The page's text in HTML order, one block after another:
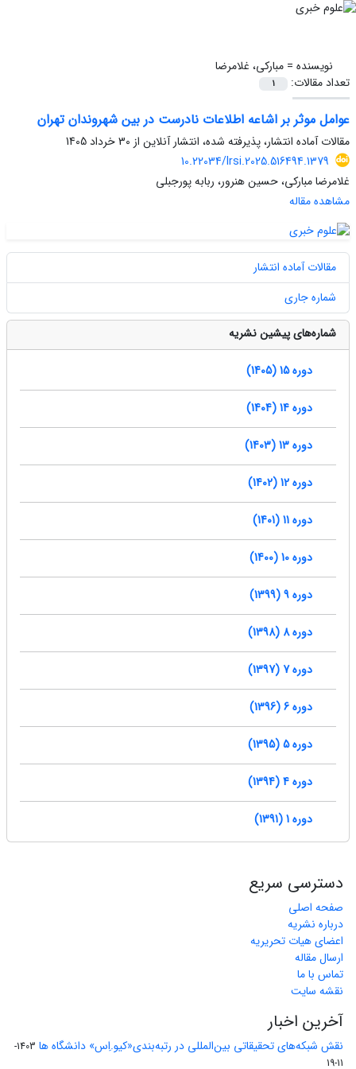
نویسنده =مبارکی، غلامرضا
تعداد مقالات:
1
عوامل موثر بر اشاعه اطلاعات نادرست در بین شهروندان تهران
مقالات آماده انتشار، پذیرفته شده، انتشار آنلاین از 30 خرداد 1405
10.22034/lrsi.2025.516494.1379
غلامرضا مبارکی، حسین هنرور، ربابه پورجبلی
مشاهده مقاله
مقالات آماده انتشار
شماره جاری
شماره‌های پیشین نشریه
دوره 15 (1405)
دوره 14 (1404)
دوره 13 (1403)
دوره 12 (1402)
دوره 11 (1401)
دوره 10 (1400)
دوره 9 (1399)
دوره 8 (1398)
دوره 7 (1397)
دوره 6 (1396)
دوره 5 (1395)
دوره 4 (1394)
دوره 1 (1391)
دسترسی سریع
صفحه اصلی
درباره نشریه
اعضای هیات تحریریه
ارسال مقاله
تماس با ما
نقشه سایت
آخرین اخبار
نقش شبکه‌های تحقیقاتی بین‌المللی در رتبه‌بندی«کیو.اِس» دانشگاه ها
1403-
11-19